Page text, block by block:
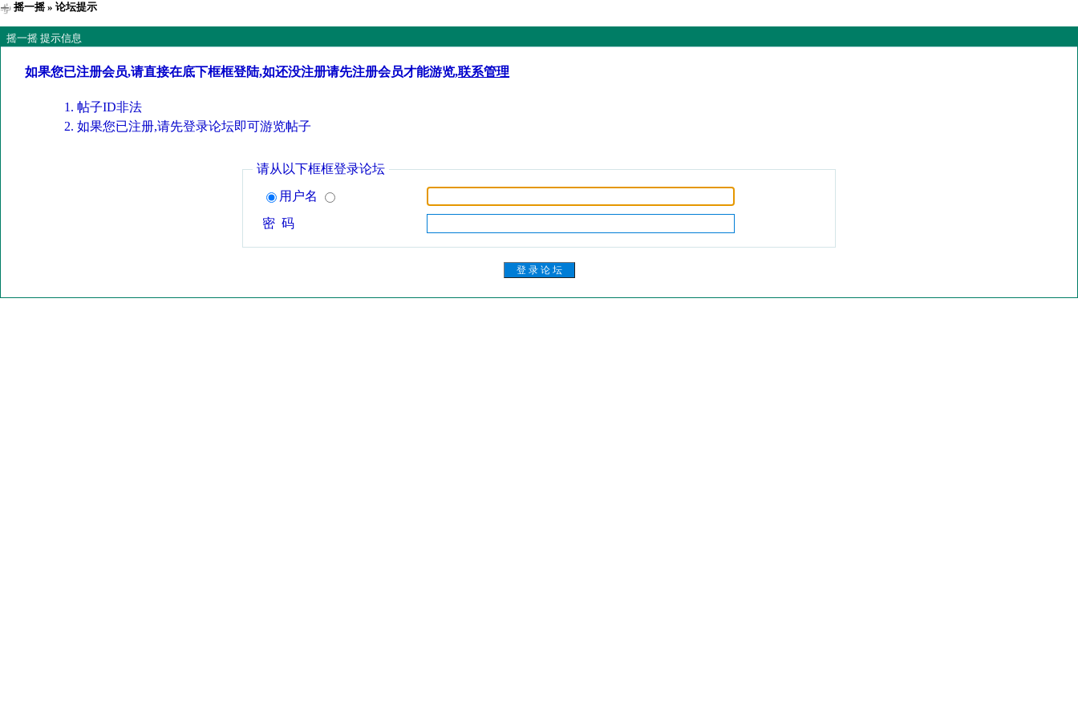
摇一摇» 论坛提示
摇一摇 提示信息
如果您已注册会员,请直接在底下框框登陆,如还没注册请先注册会员才能游览,联系管理
帖子ID非法
如果您已注册,请先登录论坛即可游览帖子
请从以下框框登录论坛
用户名
密 码